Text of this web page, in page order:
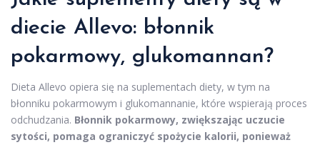
diecie Allevo: błonnik
pokarmowy, glukomannan?
Dieta Allevo opiera się na suplementach diety, w tym na
błonniku pokarmowym i glukomannanie, które wspierają proces
odchudzania. Błonnik pokarmowy, zwiększając uczucie
sytości, pomaga ograniczyć spożycie kalorii, ponieważ